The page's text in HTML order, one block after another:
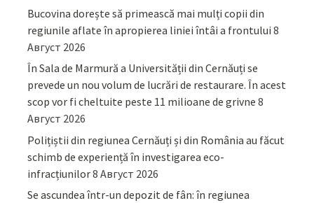
Bucovina dorește să primească mai mulți copii din
regiunile aflate în apropierea liniei întâi a frontului 8
Август 2026
În Sala de Marmură a Universității din Cernăuți se
prevede un nou volum de lucrări de restaurare. În acest
scop vor fi cheltuite peste 11 milioane de grivne 8
Август 2026
Polițiștii din regiunea Cernăuți și din România au făcut
schimb de experiență în investigarea eco-
infracțiunilor8 Август 2026
Se ascundea într-un depozit de fân: în regiunea